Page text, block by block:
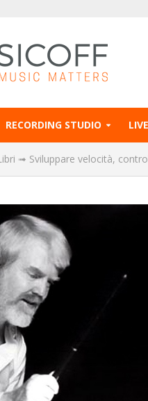
RECORDING STUDIO
➟ Sviluppare velocità,